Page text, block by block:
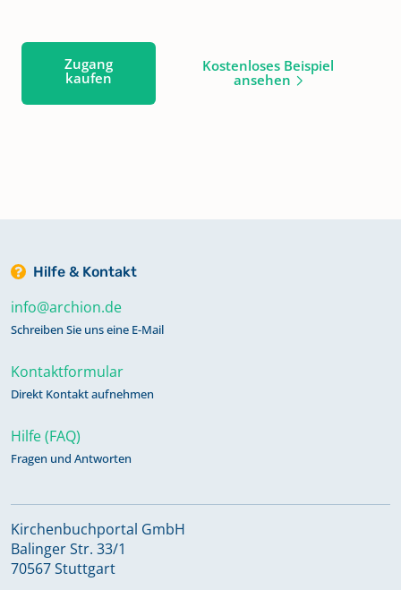
Zugang
kaufen
Kostenloses Beispiel
ansehen
Hilfe & Kontakt
info@archion.de
Schreiben Sie uns eine E-Mail
Kontaktformular
Direkt Kontakt aufnehmen
Hilfe (FAQ)
Fragen und Antworten
Kirchenbuchportal GmbH
Balinger Str. 33/1
70567 Stuttgart